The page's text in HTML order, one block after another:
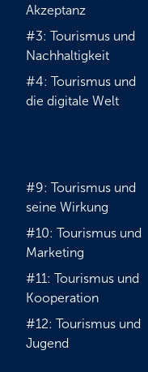
Akzeptanz
#3: Tourismus und
Nachhaltigkeit
#4: Tourismus und
die digitale Welt
#9: Tourismus und
seine Wirkung
#10: Tourismus und
Marketing
#11: Tourismus und
Kooperation
#12: Tourismus und
Jugend